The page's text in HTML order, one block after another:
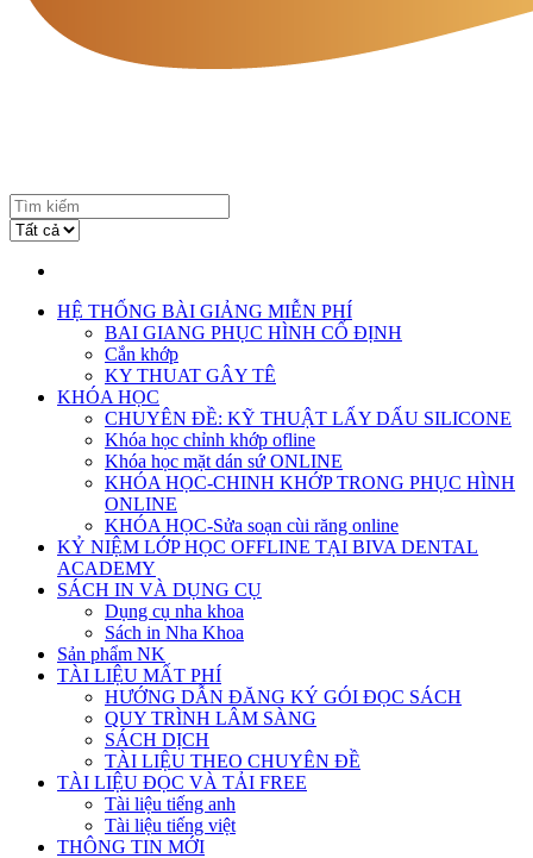
HỆ THỐNG BÀI GIẢNG MIỄN PHÍ
BAI GIANG PHỤC HÌNH CỐ ĐỊNH
Cắn khớp
KY THUAT GÂY TÊ
KHÓA HỌC
CHUYÊN ĐỀ: KỸ THUẬT LẤY DẤU SILICONE
Khóa học chỉnh khớp ofline
Khóa học mặt dán sứ ONLINE
KHÓA HỌC-CHINH KHỚP TRONG PHỤC HÌNH
ONLINE
KHÓA HỌC-Sửa soạn cùi răng online
KỶ NIỆM LỚP HỌC OFFLINE TẠI BIVA DENTAL
ACADEMY
SÁCH IN VÀ DỤNG CỤ
Dụng cụ nha khoa
Sách in Nha Khoa
Sản phẩm NK
TÀI LIỆU MẤT PHÍ
HƯỚNG DẪN ĐĂNG KÝ GÓI ĐỌC SÁCH
QUY TRÌNH LÂM SÀNG
SÁCH DỊCH
TÀI LIỆU THEO CHUYÊN ĐỀ
TÀI LIỆU ĐỌC VÀ TẢI FREE
Tài liệu tiếng anh
Tài liệu tiếng việt
THÔNG TIN MỚI